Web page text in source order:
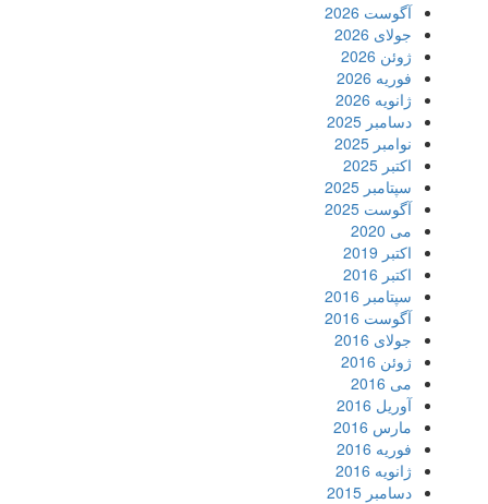
آگوست 2026
جولای 2026
ژوئن 2026
فوریه 2026
ژانویه 2026
دسامبر 2025
نوامبر 2025
اکتبر 2025
سپتامبر 2025
آگوست 2025
می 2020
اکتبر 2019
اکتبر 2016
سپتامبر 2016
آگوست 2016
جولای 2016
ژوئن 2016
می 2016
آوریل 2016
مارس 2016
فوریه 2016
ژانویه 2016
دسامبر 2015